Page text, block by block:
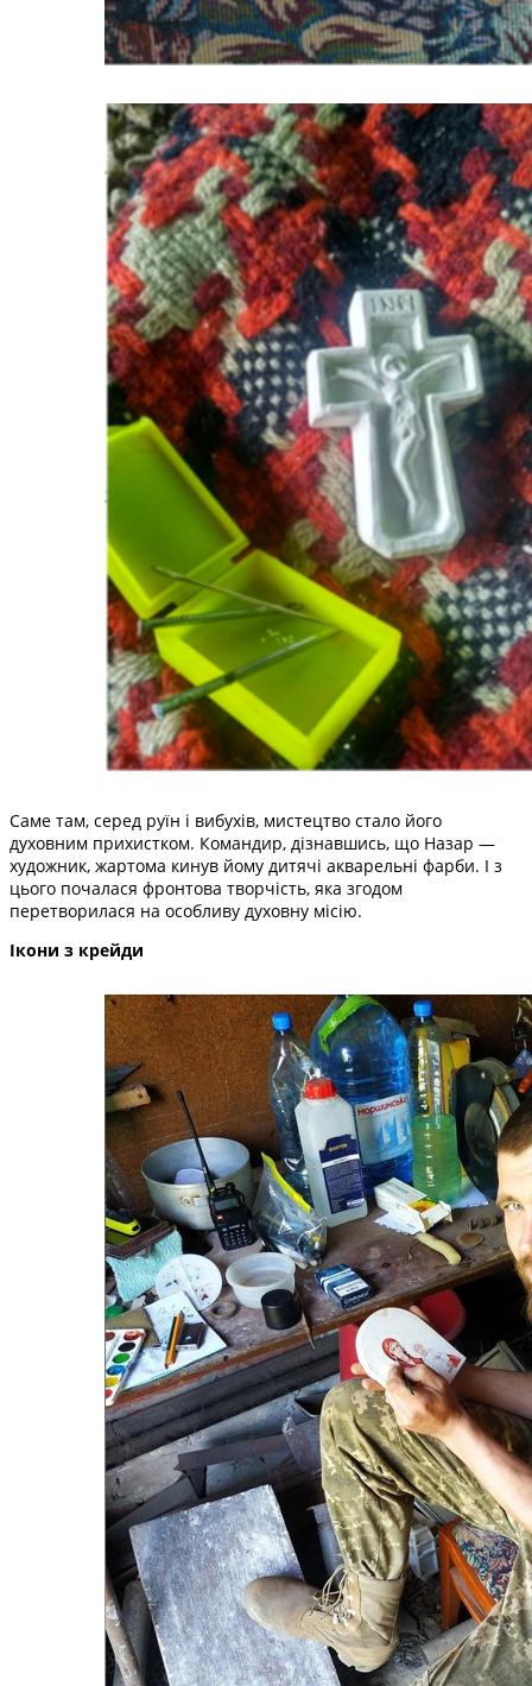
Саме там, серед руїн і вибухів, мистецтво стало його
духовним прихистком. Командир, дізнавшись, що Назар —
художник, жартома кинув йому дитячі акварельні фарби. І з
цього почалася фронтова творчість, яка згодом
перетворилася на особливу духовну місію.
Ікони з крейди